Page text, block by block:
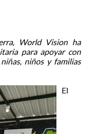
World Vision ha
para apoyar con
niños y familias
El